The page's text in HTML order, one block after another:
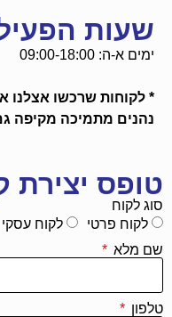
שעות
ימים א-ה: 09:00-18:00
* לקוחות שרכשו
נהנים מתמיכה מקיפה
טופס יצירת
סוג לקוח
לקוח פרטי
לקוח עסקי
שם מלא
טלפון